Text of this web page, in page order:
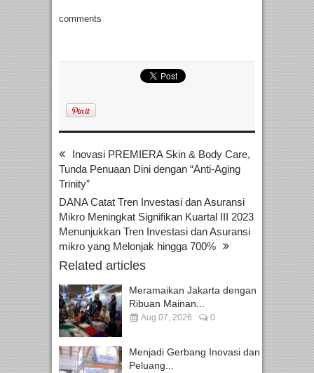
comments
Inovasi PREMIERA Skin & Body Care,
Tunda Penuaan Dini dengan “Anti-Aging
Trinity”
DANA Catat Tren Investasi dan Asuransi
Mikro Meningkat Signifikan Kuartal III 2023
Menunjukkan Tren Investasi dan Asuransi
mikro yang Melonjak hingga 700%
Related articles
Meramaikan Jakarta dengan
Ribuan Mainan...
Aug 07, 2026 0
Menjadi Gerbang Inovasi dan
Peluang...